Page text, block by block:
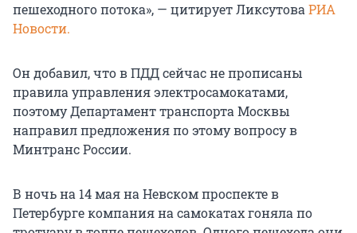
пешеходного потока», — цитирует Ликсутова РИА
Новости.
Он добавил, что в ПДД сейчас не прописаны
правила управления электросамокатами,
поэтому Департамент транспорта Москвы
направил предложения по этому вопросу в
Минтранс России.
В ночь на 14 мая на Невском проспекте в
Петербурге компания на самокатах гоняла по